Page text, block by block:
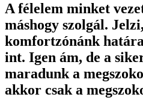
A félelem minket
máshogy szolgál.
komfortzónánk
int. Igen ám, de a
maradunk a
akkor csak a